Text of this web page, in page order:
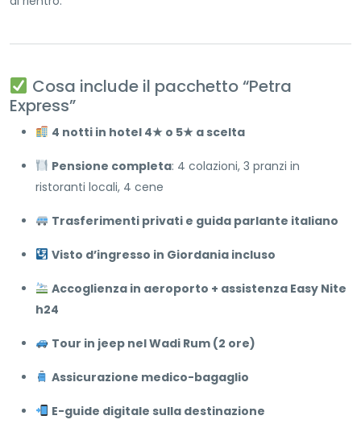
Cosa include il pacchetto “Petra
Express”
4 notti in hotel 4★ o 5★ a scelta
Pensione completa: 4 colazioni, 3 pranzi in
ristoranti locali, 4 cene
Trasferimenti privati e guida parlante italiano
Visto d’ingresso in Giordania incluso
Accoglienza in aeroporto + assistenza Easy Nite
h24
Tour in jeep nel Wadi Rum (2 ore)
Assicurazione medico-bagaglio
E-guide digitale sulla destinazione